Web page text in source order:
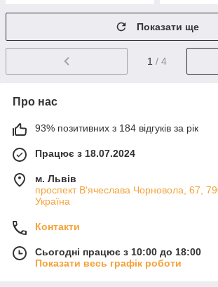
Показати ще
1 / 4
Про нас
93% позитивних з 184 відгуків за рік
Працює з 18.07.2024
м. Львів
проспект В'ячеслава Чорновола, 67,
Україна
Контакти
Сьогодні працює з 10:00 до 18:00
Показати весь графік роботи